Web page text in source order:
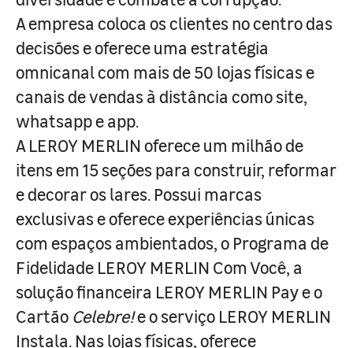
A empresa coloca os clientes no centro das
decisões e oferece uma estratégia
omnicanal com mais de 50 lojas físicas e
canais de vendas à distância como site,
whatsapp e app.
A LEROY MERLIN oferece um milhão de
itens em 15 seções para construir, reformar
e decorar os lares. Possui marcas
exclusivas e oferece experiências únicas
com espaços ambientados, o Programa de
Fidelidade LEROY MERLIN Com Você, a
solução financeira LEROY MERLIN Pay e o
Cartão Celebre!e o serviço LEROY MERLIN
Instala. Nas lojas físicas, oferece